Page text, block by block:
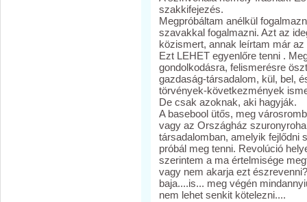
szakkifejezés.
Megpróbáltam anélkül
szavakkal fogalmazni. Azt az
közismert, annak leírtam már
Ezt LEHET egyenlőre tenni .
gondolkodásra, felismerésre
gazdaság-társadalom, kül, bel,
törvények-következmények
De csak azoknak, aki hagyják.
A basebool ütős, meg
vagy az Országház
társadalomban, amelyik fejlődni
próbál meg tenni. Revolúció
szerintem a ma értelmisége
vagy nem akarja ezt
baja....is... meg végén
nem lehet senkit kötelezni....